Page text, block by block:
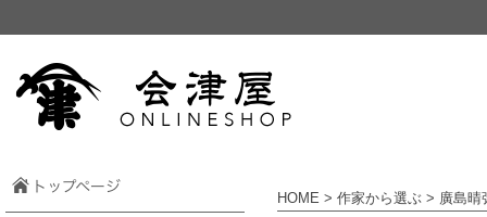
HOME > 作家から選ぶ > 廣島晴